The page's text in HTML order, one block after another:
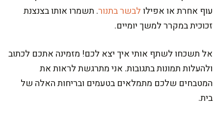
עוף אחרת או אפילולבשר בתנור. תשמרו אותו בצנצנת
זכוכית במקרר למשך יומיים.
אל תשכחו לשתף אותי איך יצא לכם! מזמינה אתכם לכתוב
ולהעלות תמונות בתגובות. אני מתרגשת לראות את
המטבחים שלכם מתמלאים בטעמים ובריחות האלה של
בית.